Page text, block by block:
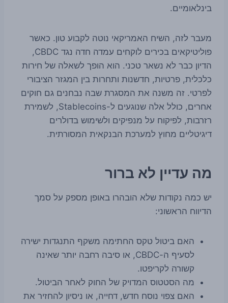
בינלאומיים.
מעבר לזה, השיח האמריקאי נוטה לקבוע טון. כאשר
פוליטיקאים בכירים לוקחים עמדה חדה נגד CBDC,
הדיון כבר לא נשאר טכני. הוא הופך לשאלה של חירות
כלכלית, פרטיות, חדשנות ותחרות בין המגזר הציבורי
לפרטי. זה משנה את המסגרת שבה נבחנים גם חוקים
אחרים, כולל אלה שנוגעים ל-Stablecoins, לשמירת
רזרבות, לפיקוח על מנפיקים ולשימוש בדולרים
דיגיטליים מחוץ למערכת הבנקאית המסורתית.
מה עדיין לא ברור
יש כמה נקודות שלא הובהרו באופן מספק על סמך
הדיווח הראשוני:
האם ביטול טקס החתימה משקף התנגדות ישירה
לסעיף ה-CBDC, או סיבה רחבה יותר שאינה
קשורה לקריפטו.
מה הסטטוס המדויק של החוק לאחר הביטול.
האם צפוי נוסח חדש, דחייה, או ניסיון להחזיר את